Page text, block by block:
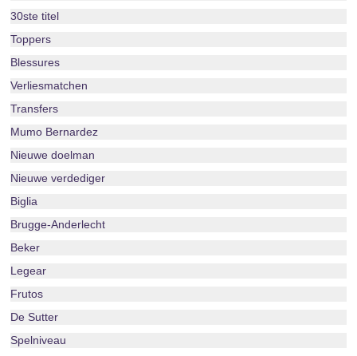
30ste titel
Toppers
Blessures
Verliesmatchen
Transfers
Mumo Bernardez
Nieuwe doelman
Nieuwe verdediger
Biglia
Brugge-Anderlecht
Beker
Legear
Frutos
De Sutter
Spelniveau